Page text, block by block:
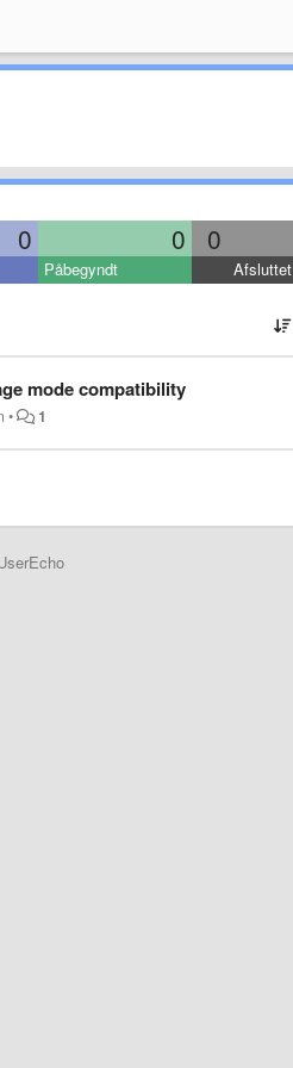
0 0 0
Påbegyndt Afsluttet
mode compatibility
• 1